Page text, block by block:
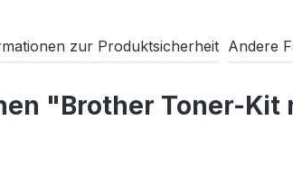
zur Produktsicherheit Andere
"Brother Toner-Kit